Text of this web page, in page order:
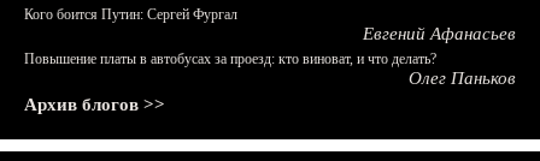
Кого боится Путин: Сергей Фургал
Евгений Афанасьев
Повышение платы в автобусах за проезд: кто виноват, и что делать?
Олег Паньков
Архив блогов >>